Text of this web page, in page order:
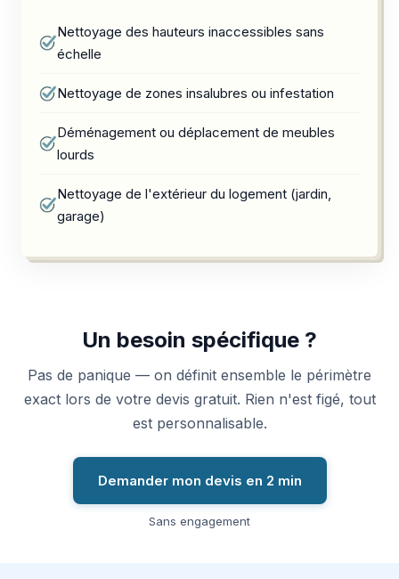
Nettoyage des hauteurs inaccessibles sans
échelle
Nettoyage de zones insalubres ou infestation
Déménagement ou déplacement de meubles
lourds
Nettoyage de l'extérieur du logement (jardin,
garage)
Un besoin spécifique ?
Pas de panique — on définit ensemble le périmètre
exact lors de votre devis gratuit. Rien n'est figé, tout
est personnalisable.
Demander mon devis en 2 min
Sans engagement